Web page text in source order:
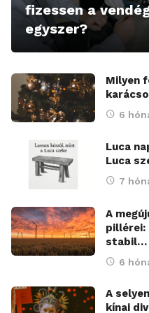
fizessen a
egyszer?
Milyen
6
Luca
Luca
7
A
pillérei:
stabil…
6
A
kínai